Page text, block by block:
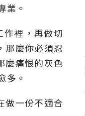
業。
裡，再做切
那麼你必須忍
麼痛恨的灰色
多。
做一份不適合